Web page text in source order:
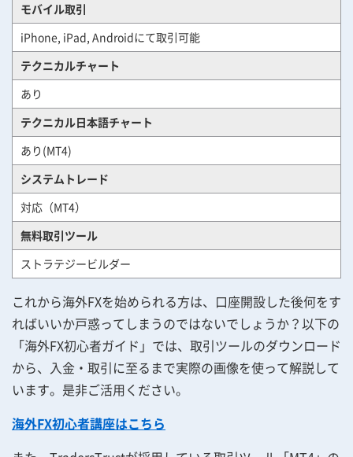
モバイル取引
iPhone, iPad, Androidにて取引可能
テクニカルチャート
あり
テクニカル日本語チャート
あり(MT4)
システムトレード
対応（MT4）
無料取引ツール
ストラテジービルダー
これから海外FXを始められる方は、口座開設した後何をす
ればいいか戸惑ってしまうのではないでしょうか？以下の
「海外FX初心者ガイド」では、取引ツールのダウンロード
から、入金・取引に至るまで実際の画像を使って解説して
います。是非ご活用ください。
海外FX初心者講座はこちら